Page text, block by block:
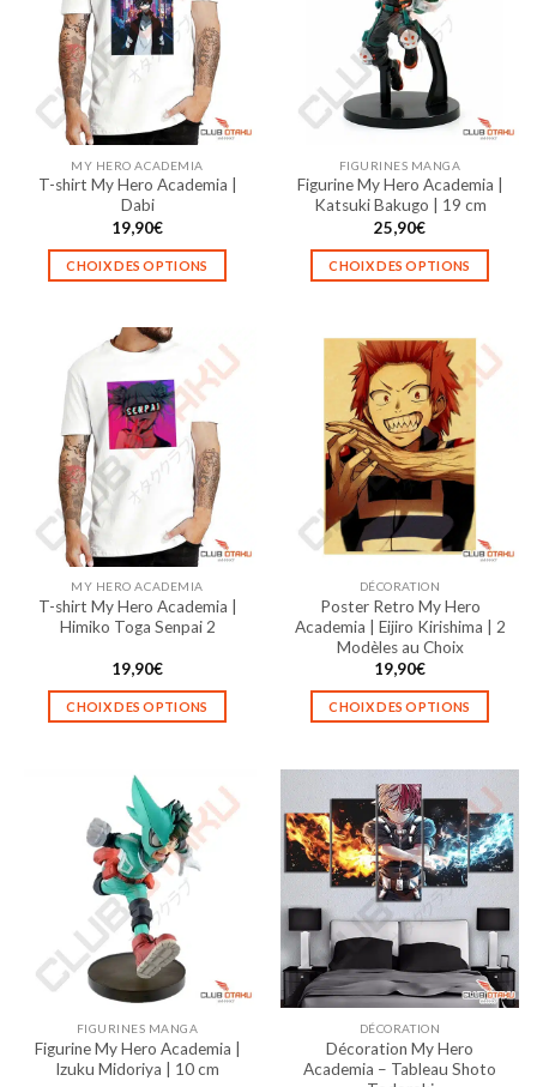
options
peuvent
être
choisies
la
page
du
produit
options
peuvent
être
choisies
sur
page
produit
MY HERO ACADEMIA
T-shirt My Hero Academia |
Dabi
19,90€
CHOIX DES OPTIONS
a
plusieurs
variations.
Les
options
peuvent
être
choisies
la
page
du
FIGURINES MANGA
Figurine My Hero Academia |
Katsuki Bakugo | 19 cm
25,90€
CHOIX DES OPTIONS
a
plusieurs
variations.
Les
options
peuvent
choisies
sur
page
produit
MY HERO ACADEMIA
T-shirt My Hero Academia |
Himiko Toga Senpai 2
19,90€
CHOIX DES OPTIONS
a
plusieurs
variations.
Les
options
peuvent
être
choisies
sur
page
du
DÉCORATION
Poster Retro My Hero
Academia | Eijiro Kirishima | 2
Modèles au Choix
19,90€
CHOIX DES OPTIONS
a
plusieurs
variations.
Les
options
peuvent
être
choisies
sur
la
page
du
FIGURINES MANGA
Figurine My Hero Academia |
Izuku Midoriya | 10 cm
DÉCORATION
Décoration My Hero
Academia – Tableau Shoto